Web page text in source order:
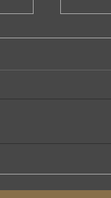
LES